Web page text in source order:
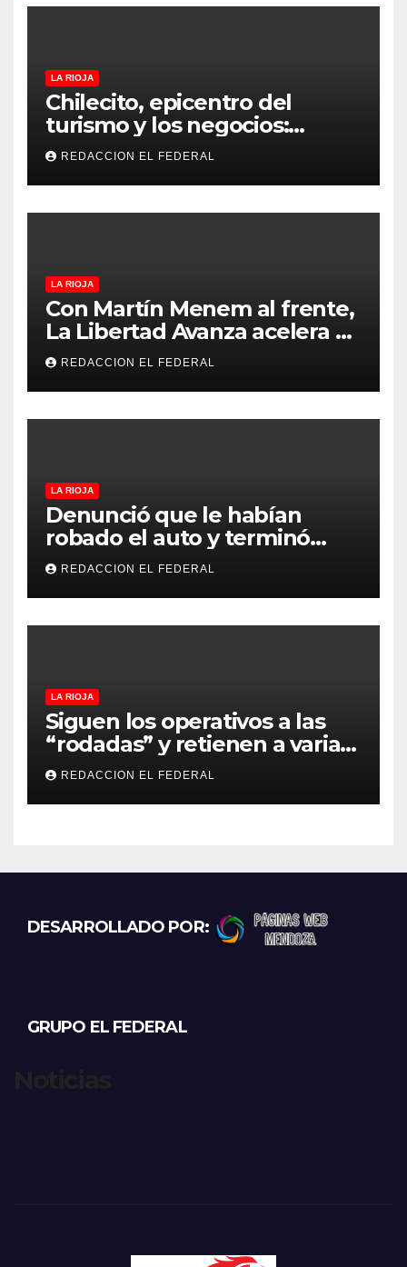
LA RIOJA
Chilecito, epicentro del
turismo y los negocios:
arranca la Expo que promete
revolucionar la economía
regional en un evento sin
precedentes en La Rioja
REDACCION EL FEDERAL
LA RIOJA
Con Martín Menem al frente,
La Libertad Avanza acelera su
despliegue en La Rioja y
desembarcó en Aimogasta
REDACCION EL FEDERAL
LA RIOJA
Denunció que le habían
robado el auto y terminó
confesando que su hermano
lo empeñó por drogas
REDACCION EL FEDERAL
LA RIOJA
Siguen los operativos a las
“rodadas” y retienen a varias
motocicletas
REDACCION EL FEDERAL
DESARROLLADO POR:
GRUPO EL FEDERAL